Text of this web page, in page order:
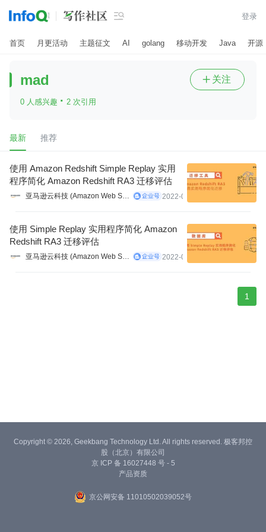
 登录
首页 月更活动 主题征文 AI golang 移动开发 Java 开源
mad
0 人感兴趣 · 2 次引用
 关注
最新 推荐
使用 Amazon Redshift Simple Replay 实用
程序简化 Amazon Redshift RA3 迁移评估
亚马逊云科技 (Amazon Web Services） 2022-01-13
使用 Simple Replay 实用程序简化 Amazon
Redshift RA3 迁移评估
亚马逊云科技 (Amazon Web Services） 2022-01-13
1
Copyright © 2026, Geekbang Technology Ltd. All rights reserved. 极客邦控
股（北京）有限公司
京 ICP 备 16027448 号 - 5
产品资质
京公网安备 11010502039052号